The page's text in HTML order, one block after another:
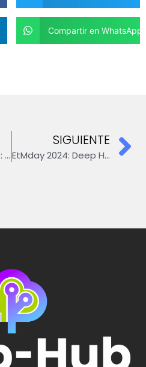
Compartir en WhatsApp
7th Gear Challenge: Deep-Hub es seleccionado para invertir en EE. UU.
SIGUIENTE
EtMday 2024: Deep Hub presente en el encuentro de networking en Latinoamérica